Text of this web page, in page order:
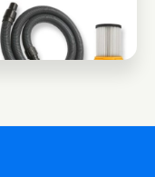
1635 EWS
1035 Asbest
1435 EW